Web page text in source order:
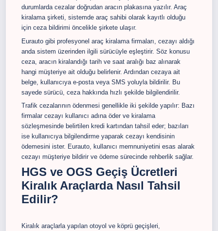
durumlarda cezalar doğrudan aracın plakasına yazılır. Araç
kiralama şirketi, sistemde araç sahibi olarak kayıtlı olduğu
için ceza bildirimi öncelikle şirkete ulaşır.
Eurauto gibi profesyonel araç kiralama firmaları, cezayı aldığı
anda sistem üzerinden ilgili sürücüyle eşleştirir. Söz konusu
ceza, aracın kiralandığı tarih ve saat aralığı baz alınarak
hangi müşteriye ait olduğu belirlenir. Ardından cezaya ait
belge, kullanıcıya e-posta veya SMS yoluyla bildirilir. Bu
sayede sürücü, ceza hakkında hızlı şekilde bilgilendirilir.
Trafik cezalarının ödenmesi genellikle iki şekilde yapılır: Bazı
firmalar cezayı kullanıcı adına öder ve kiralama
sözleşmesinde belirtilen kredi kartından tahsil eder; bazıları
ise kullanıcıya bilgilendirme yaparak cezayı kendisinin
ödemesini ister. Eurauto, kullanıcı memnuniyetini esas alarak
cezayı müşteriye bildirir ve ödeme sürecinde rehberlik sağlar.
HGS ve OGS Geçiş Ücretleri
Kiralık Araçlarda Nasıl Tahsil
Edilir?
Kiralık araçlarla yapılan otoyol ve köprü geçişleri,